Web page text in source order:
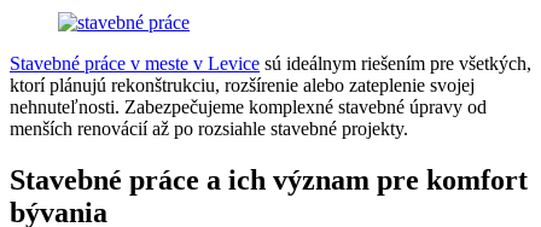
Stavebné práce v meste v Levice sú ideálnym riešením pre všetkých,
ktorí plánujú rekonštrukciu, rozšírenie alebo zateplenie svojej
nehnuteľnosti. Zabezpečujeme komplexné stavebné úpravy od
menších renovácií až po rozsiahle stavebné projekty.
Stavebné práce a ich význam pre komfort
bývania